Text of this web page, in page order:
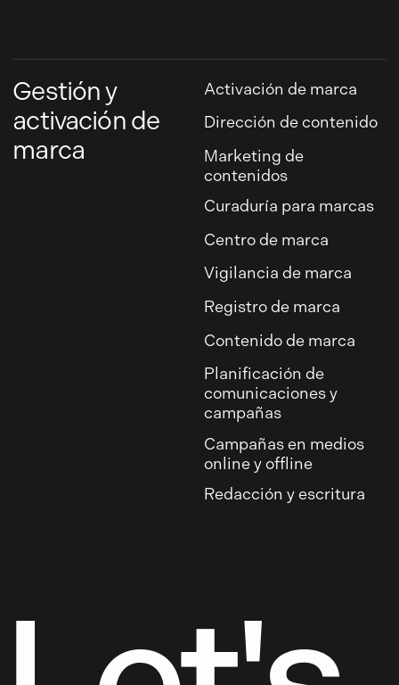
Gestión y
activación de
marca
Activación de marca
Dirección de contenido
Marketing de
contenidos
Curaduría para marcas
Centro de marca
Vigilancia de marca
Registro de marca
Contenido de marca
Planificación de
comunicaciones y
campañas
Campañas en medios
online y offline
Redacción y escritura